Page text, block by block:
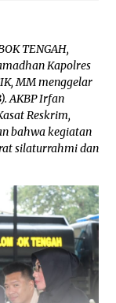
TENGAH,
Kapolres
MM menggelar
AKBP Irfan
Reskrim,
bahwa kegiatan
silaturrahmi dan